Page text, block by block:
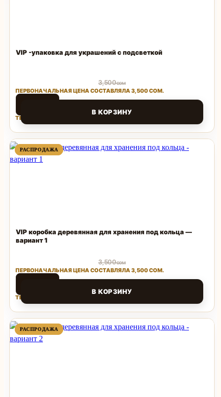
VIP -упаковка для украшений с подсветкой
3,500сом
ПЕРВОНАЧАЛЬНАЯ ЦЕНА СОСТАВЛЯЛА 3,500 СОМ.
ТЕКУЩАЯ ЦЕНА: 1,500 СОМ.
В КОРЗИНУ
Поделиться
РАСПРОДАЖА ПРОДАВАЕМЫЙ
ТОВАР
РАСПРОДАЖА ПРОДАВАЕМЫЙ
ТОВАР
VIP коробка деревянная для хранения под кольца —
вариант 1
3,500сом
ПЕРВОНАЧАЛЬНАЯ ЦЕНА СОСТАВЛЯЛА 3,500 СОМ.
ТЕКУЩАЯ ЦЕНА: 1,500 СОМ.
В КОРЗИНУ
Поделиться
РАСПРОДАЖА ПРОДАВАЕМЫЙ
ТОВАР
РАСПРОДАЖА ПРОДАВАЕМЫЙ
ТОВАР